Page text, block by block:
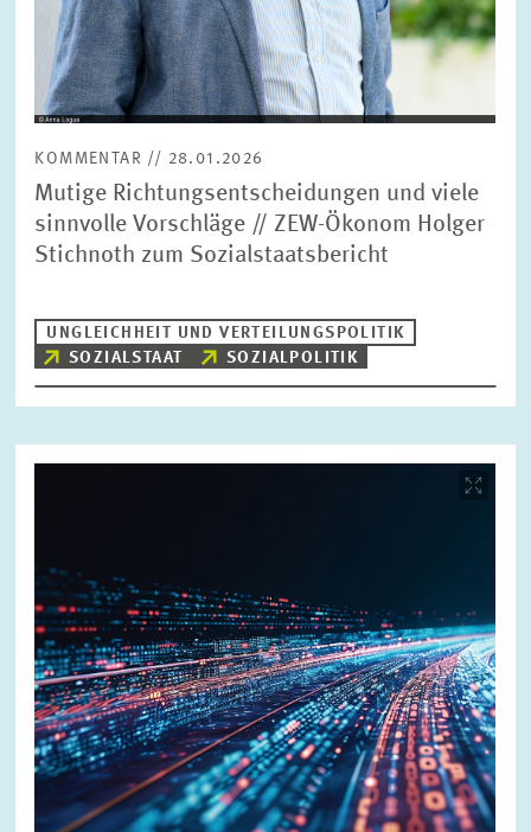
KOMMENTAR // 28.01.2026
Mutige Richtungsentscheidungen und viele
sinnvolle Vorschläge // ZEW-Ökonom Holger
Stichnoth zum Sozialstaatsbericht
UNGLEICHHEIT UND VERTEILUNGSPOLITIK
SOZIALSTAAT
SOZIALPOLITIK